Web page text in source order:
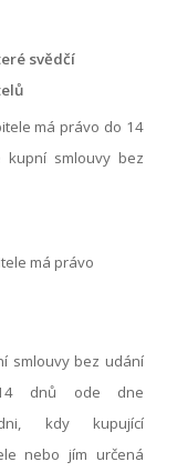
svědčí
má právo do 14
kupní smlouvy bez
má právo
smlouvy bez udání
dnů ode dne
kdy kupující
nebo jím určená